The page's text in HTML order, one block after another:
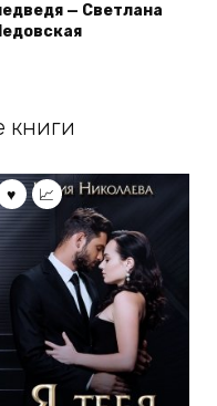
— Светлана
книги